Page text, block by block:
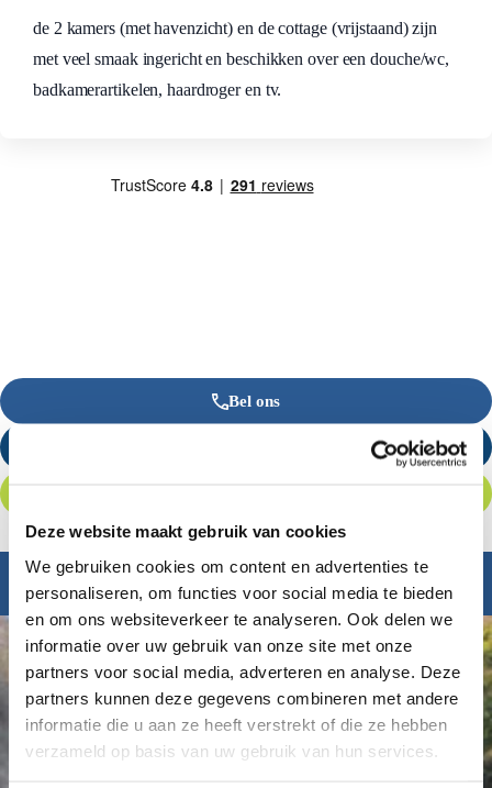
Deze website maakt gebruik van cookies
We gebruiken cookies om content en advertenties te
personaliseren, om functies voor social media te bieden
en om ons websiteverkeer te analyseren. Ook delen we
informatie over uw gebruik van onze site met onze
partners voor social media, adverteren en analyse. Deze
partners kunnen deze gegevens combineren met andere
informatie die u aan ze heeft verstrekt of die ze hebben
verzameld op basis van uw gebruik van hun services.
de 2 kamers (met havenzicht) en de cottage (vrijstaand) zijn
met veel smaak ingericht en beschikken over een douche/wc,
badkamerartikelen, haardroger en tv.
Bel ons
Inspiratie nodig?